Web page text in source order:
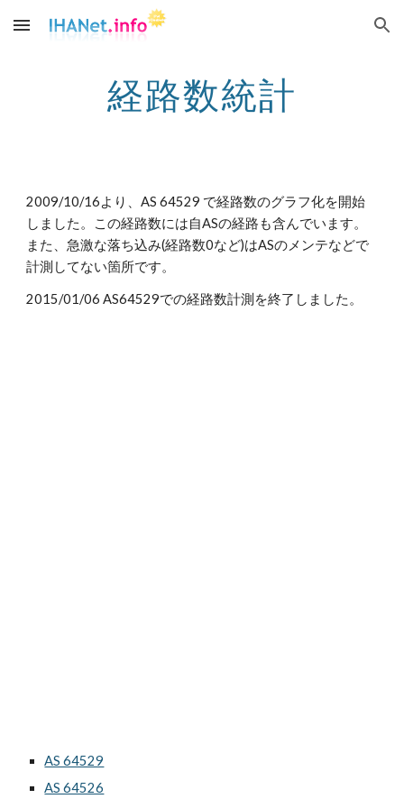
Skip to main content Skip to navigation
経路数統計
2009/10/16より、AS 64529 で経路数のグラフ化を開始
しました。この経路数には自ASの経路も含んでいます。
また、急激な落ち込み(経路数0など)はASのメンテなどで
計測してない箇所です。
2015/01/06 AS64529での経路数計測を終了しました。
AS 64529
AS 64526